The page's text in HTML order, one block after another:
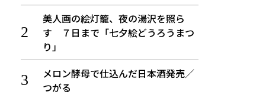
美人画の絵灯籠、夜の湯沢を照ら
す ７日まで「七夕絵どうろうまつ
り」
メロン酵母で仕込んだ日本酒発売／
つがる